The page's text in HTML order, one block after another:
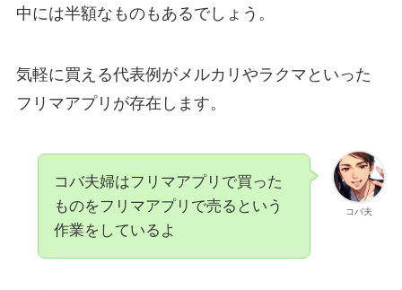
中には半額なものもあるでしょう。
気軽に買える代表例がメルカリやラクマといった
フリマアプリが存在します。
コバ夫
コバ夫婦はフリマアプリで買った
ものをフリマアプリで売るという
作業をしているよ